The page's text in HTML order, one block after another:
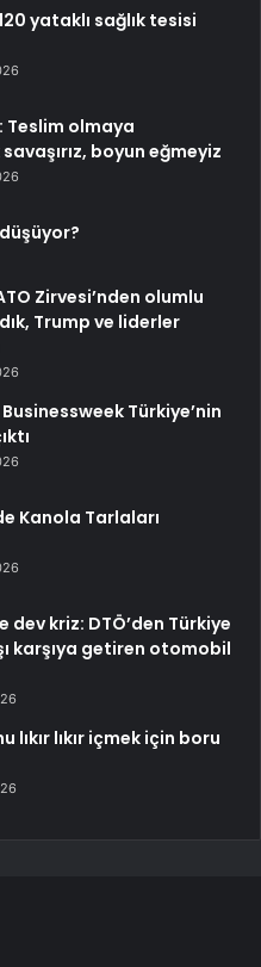
yataklı sağlık tesisi
Teslim olmaya
boyun eğmeyiz
Zirvesi’nden olumlu
Trump ve liderler
Türkiye’nin
Kanola Tarlaları
kriz: DTÖ’den Türkiye
karşıya getiren otomobil
lıkır lıkır içmek için boru